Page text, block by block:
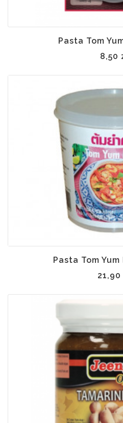
Pasta Tom
8,50
Pasta Tom
21,90